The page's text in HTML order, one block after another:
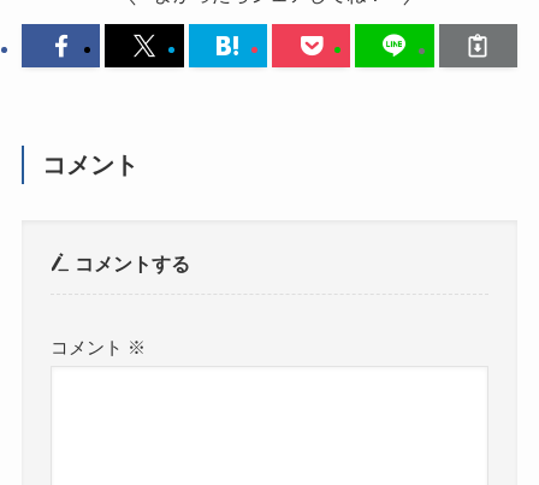
コメント
コメントする
コメント ※